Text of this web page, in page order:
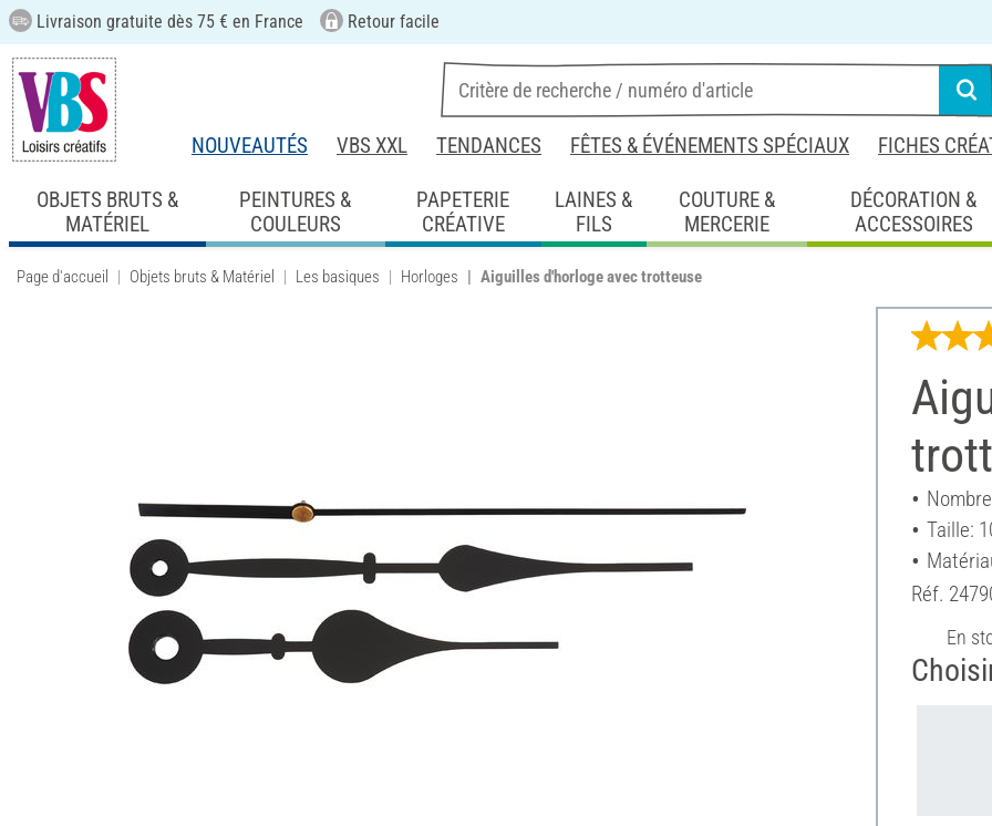
Livraison gratuite dès 75 € en France Retour facile
NOUVEAUTÉS VBS XXL TENDANCES FÊTES & ÉVÉNEMENTS SPÉCIAUX FICHES
OBJETS BRUTS &
MATÉRIEL
PEINTURES &
COULEURS
PAPETERIE
CRÉATIVE
LAINES &
FILS
COUTURE &
MERCERIE
DÉCORATION &
ACCESSOIRES
Page d'accueil Objets bruts & Matériel Les basiques Horloges Aiguilles d'horloge avec trotteuse
Taille:
Réf.
En